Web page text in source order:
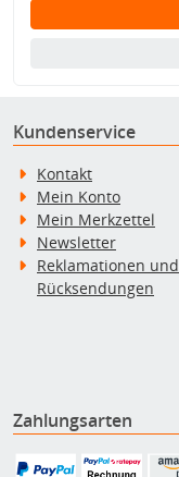
Kundenservice
Kontakt
Mein Konto
Mein Merkzettel
Newsletter
Reklamationen und
Rücksendungen
Zahlungsarten